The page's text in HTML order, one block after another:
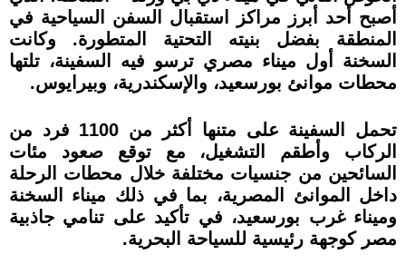
أصبح أحد أبرز مراكز استقبال السفن السياحية في
المنطقة بفضل بنيته التحتية المتطورة. وكانت
السخنة أول ميناء مصري ترسو فيه السفينة، تلتها
محطات موانئ بورسعيد، والإسكندرية، وبيرايوس.
تحمل السفينة على متنها أكثر من 1100 فرد من
الركاب وأطقم التشغيل، مع توقع صعود مئات
السائحين من جنسيات مختلفة خلال محطات الرحلة
داخل الموانئ المصرية، بما في ذلك ميناء السخنة
وميناء غرب بورسعيد، في تأكيد على تنامي جاذبية
مصر كوجهة رئيسية للسياحة البحرية.